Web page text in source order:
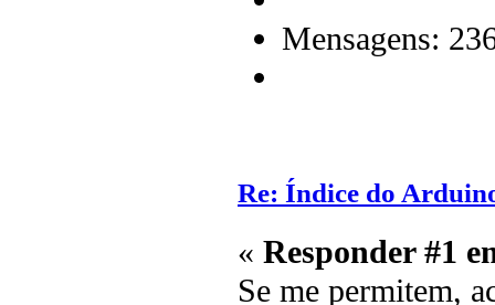
Mensagens:
Re: Índice do
« Responder #1
Se me permitem,